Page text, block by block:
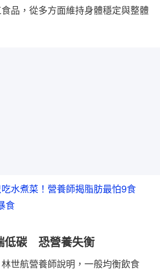
品，從多方面維持身體穩定與整體
水煮菜！營養師揭脂肪最怕9食
食
低碳 恐營養失衡
世航營養師說明，一般均衡飲食